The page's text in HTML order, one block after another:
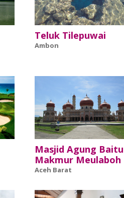
Teluk Tilepuwai
Ambon
Masjid Agung
Makmur Meulaboh
Aceh Barat